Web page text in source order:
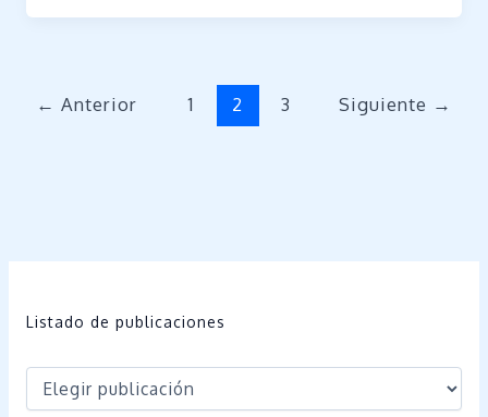
← Anterior 1 2 3 Siguiente →
Listado de publicaciones